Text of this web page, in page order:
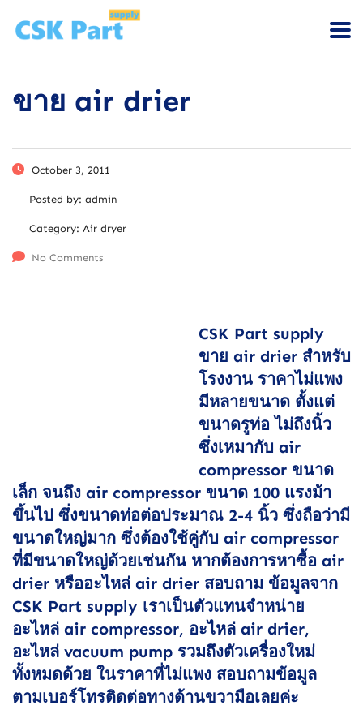
ขาย air drier
October 3, 2011
Posted by: admin
Category: Air dryer
No Comments
CSK Part supply
ขาย air drier สำหรับ
โรงงาน ราคาไม่แพง
มีหลายขนาด ตั้งแต่
ขนาดรูท่อ ไม่ถึงนิ้ว
ซึ่งเหมากับ air
compressor ขนาด
เล็ก จนถึง air compressor ขนาด 100 แรงม้า
ขึ้นไป ซึ่งขนาดท่อต่อประมาณ 2-4 นิ้ว ซึ่งถือว่ามี
ขนาดใหญ่มาก ซึ่งต้องใช้คู่กับ air compressor
ที่มีขนาดใหญ่ด้วยเช่นกัน หากต้องการหาซื้อ air
drier หรืออะไหล่ air drier สอบถาม ข้อมูลจาก
CSK Part supply เราเป็นตัวแทนจำหน่าย
อะไหล่ air compressor, อะไหล่ air drier,
อะไหล่ vacuum pump รวมถึงตัวเครื่องใหม่
ทั้งหมดด้วย ในราคาที่ไม่แพง สอบถามข้อมูล
ตามเบอร์โทรติดต่อทางด้านขวามือเลยค่ะ